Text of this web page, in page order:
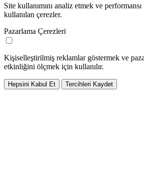
Site kullanımını analiz etmek ve
kullanılan çerezler.
Pazarlama Çerezleri
Kişiselleştirilmiş reklamlar göstermek ve
etkinliğini ölçmek için kullanılır.
Hepsini Kabul Et Tercihleri Kaydet